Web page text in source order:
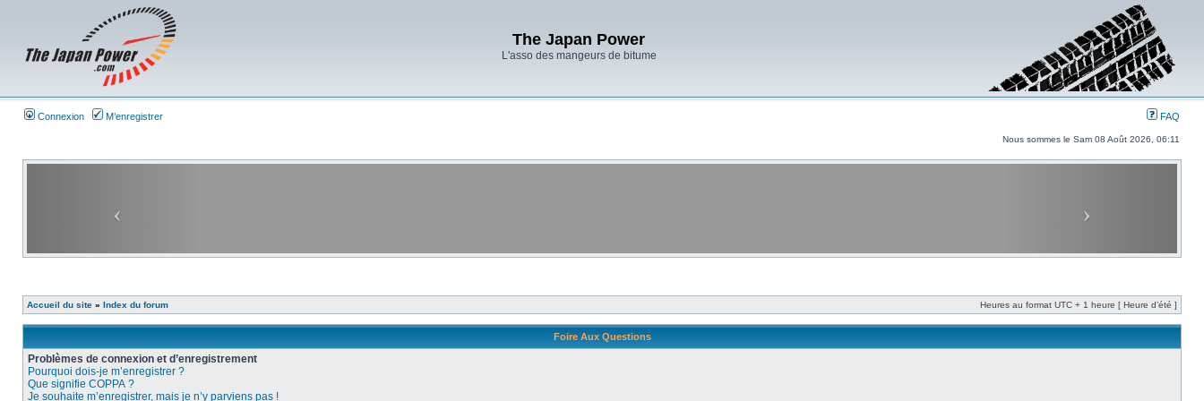
The Japan Power
L'asso des mangeurs de bitume
Connexion M’enregistrer FAQ
Nous sommes le Sam 08 Août 2026, 06:11
Accueil du site » Index du forum Heures au format UTC + 1 heure [ Heure d’été ]
Foire Aux Questions
Problèmes de connexion et d’enregistrement
Pourquoi dois-je m’enregistrer ?
Que signifie COPPA ?
Je souhaite m’enregistrer, mais je n’y parviens pas !